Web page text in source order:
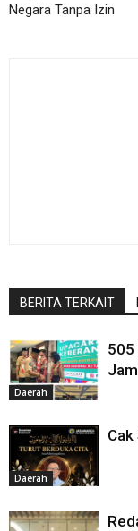
Negara Tanpa Izin
BERITA TERKAIT
Daerah
505
Daerah
Cak